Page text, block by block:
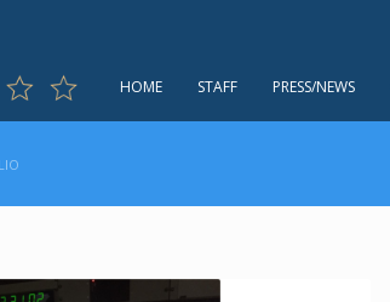
HOME STAFF PRESS/NEWS